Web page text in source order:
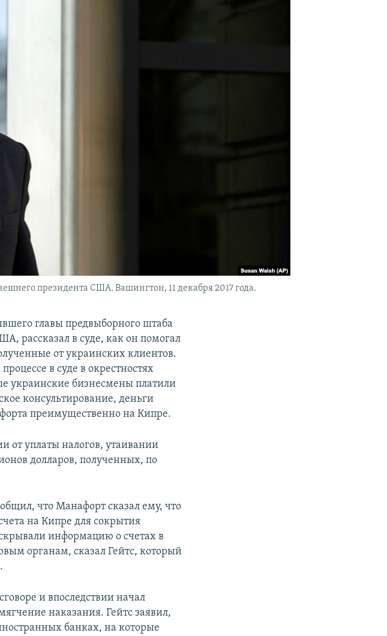
президента США. Вашингтон, 11 декабря 2017 года.
главы предвыборного штаба
рассказал в суде, как он помогал
от украинских клиентов.
в суде в окрестностях
украинские бизнесмены платили
консультирование, деньги
преимущественно на Кипре.
от уплаты налогов, утаивании
долларов, полученных, по
что Манафорт сказал ему, что
на Кипре для сокрытия
информацию о счетах в
органам, сказал Гейтс, который
и впоследствии начал
наказания. Гейтс заявил,
банках, на которые